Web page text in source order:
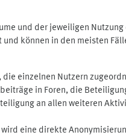
und der jeweiligen
können in den meisten
einzelnen Nutzern
in Foren, die
an allen weiteren
eine direkte